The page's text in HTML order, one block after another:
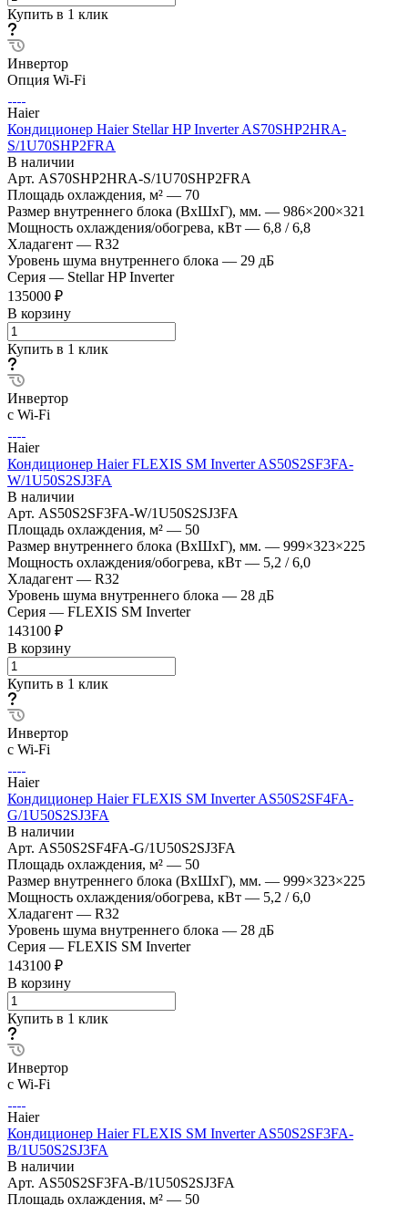
Купить в 1 клик
Инвертор
Опция Wi-Fi
Haier
Кондиционер Haier Stellar HP Inverter AS70SHP2HRA-
S/1U70SHP2FRA
В наличии
Арт. AS70SHP2HRA-S/1U70SHP2FRA
Площадь охлаждения, м² — 70
Размер внутреннего блока (ВхШхГ), мм. — 986×200×321
Мощность охлаждения/обогрева, кВт — 6,8 / 6,8
Хладагент — R32
Уровень шума внутреннего блока — 29 дБ
Серия — Stellar HP Inverter
135000 ₽
В корзину
Купить в 1 клик
Инвертор
с Wi-Fi
Haier
Кондиционер Haier FLEXIS SM Inverter AS50S2SF3FA-
W/1U50S2SJ3FA
В наличии
Арт. AS50S2SF3FA-W/1U50S2SJ3FA
Площадь охлаждения, м² — 50
Размер внутреннего блока (ВхШхГ), мм. — 999×323×225
Мощность охлаждения/обогрева, кВт — 5,2 / 6,0
Хладагент — R32
Уровень шума внутреннего блока — 28 дБ
Серия — FLEXIS SM Inverter
143100 ₽
В корзину
Купить в 1 клик
Инвертор
с Wi-Fi
Haier
Кондиционер Haier FLEXIS SM Inverter AS50S2SF4FA-
G/1U50S2SJ3FA
В наличии
Арт. AS50S2SF4FA-G/1U50S2SJ3FA
Площадь охлаждения, м² — 50
Размер внутреннего блока (ВхШхГ), мм. — 999×323×225
Мощность охлаждения/обогрева, кВт — 5,2 / 6,0
Хладагент — R32
Уровень шума внутреннего блока — 28 дБ
Серия — FLEXIS SM Inverter
143100 ₽
В корзину
Купить в 1 клик
Инвертор
с Wi-Fi
Haier
Кондиционер Haier FLEXIS SM Inverter AS50S2SF3FA-
B/1U50S2SJ3FA
В наличии
Арт. AS50S2SF3FA-B/1U50S2SJ3FA
Площадь охлаждения, м² — 50